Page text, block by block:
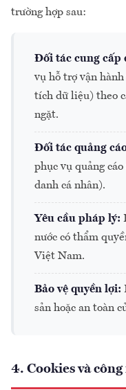
trường hợp sau:
Đối tác cung cấp
vụ hỗ trợ vận
tích dữ liệu) theo
ngặt.
Đối tác quảng
phục vụ quảng
danh cá nhân).
Yêu cầu pháp lý:
nước có thẩm
Việt Nam.
Bảo vệ quyền lợi:
sản hoặc an toàn
4. Cookies và